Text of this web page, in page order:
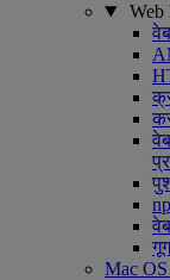
Web
Mac